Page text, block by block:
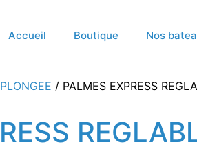
Accueil Boutique Nos
/ PALMES EXPRESS